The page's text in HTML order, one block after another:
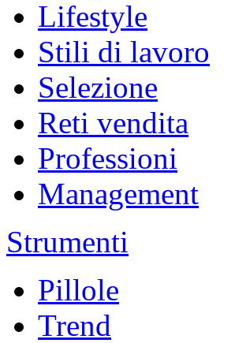
Lifestyle
Stili di lavoro
Selezione
Reti vendita
Professioni
Management
Strumenti
Pillole
Trend